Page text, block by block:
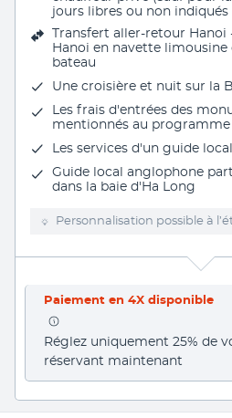
jours libres ou non
Transfert aller-retour Hanoi
Hanoi en navette
bateau
Une croisière et nuit sur la
Les frais d'entrées des
mentionnés au programme
Les services d'un guide
Guide local anglophone
dans la baie d'Ha Long
Personnalisation possible à
Paiement en 4X disponible
Réglez uniquement 25% de
réservant maintenant